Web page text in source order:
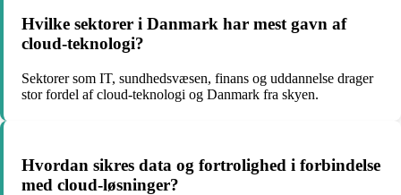
Hvilke sektorer i Danmark har mest gavn af
cloud-teknologi?
Sektorer som IT, sundhedsvæsen, finans og uddannelse drager
stor fordel af cloud-teknologi og Danmark fra skyen.
Hvordan sikres data og fortrolighed i forbindelse
med cloud-løsninger?